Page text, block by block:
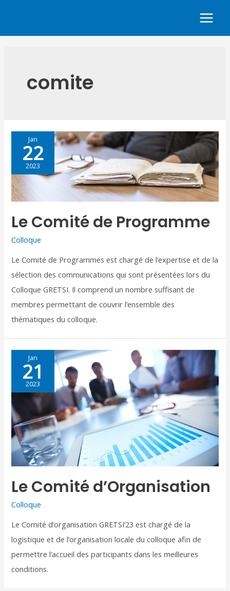
comite
Jan
22
2023
Le Comité de Programme
Colloque
Le Comité de Programmes est chargé de l’expertise et de la
sélection des communications qui sont présentées lors du
Colloque GRETSI. Il comprend un nombre suffisant de
membres permettant de couvrir l’ensemble des
thématiques du colloque.
Jan
21
2023
Le Comité d’Organisation
Colloque
Le Comité d’organisation GRETSI’23 est chargé de la
logistique et de l’organisation locale du colloque afin de
permettre l’accueil des participants dans les meilleures
conditions.